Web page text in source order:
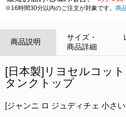
※16時間30分以内のご注文が対象です。 商
商品説明
サイズ・
商品詳細
[日本製]リヨセルコッ
タンクトップ
[ジャンニ ロ ジュディチェ 小さ